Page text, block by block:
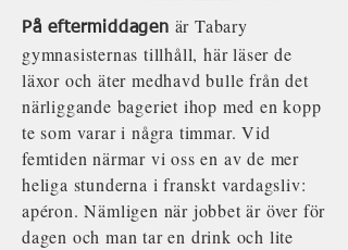
På eftermiddagen är Tabary
gymnasisternas tillhåll, här läser de
läxor och äter medhavd bulle från det
närliggande bageriet ihop med en kopp
te som varar i några timmar. Vid
femtiden närmar vi oss en av de mer
heliga stunderna i franskt vardagsliv:
apéron. Nämligen när jobbet är över för
dagen och man tar en drink och lite